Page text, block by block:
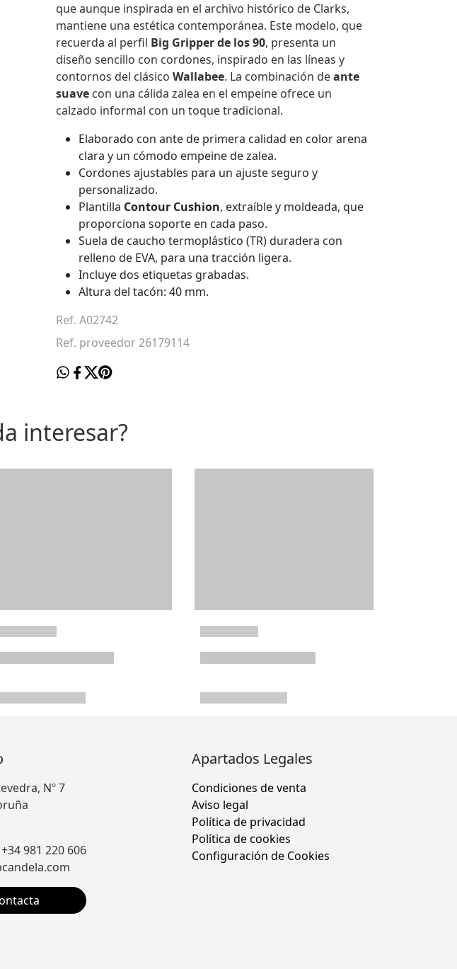
que aunque inspirada en el archivo histórico de Clarks,
mantiene una estética contemporánea. Este modelo, que
recuerda al perfil Big Gripper de los 90, presenta un
diseño sencillo con cordones, inspirado en las líneas y
contornos del clásico Wallabee. La combinación deante
suave con una cálida zalea en el empeine ofrece un
calzado informal con un toque tradicional.
Elaborado con ante de primera calidad en color arena
clara y un cómodo empeine de zalea.
Cordones ajustables para un ajuste seguro y
personalizado.
Plantilla Contour Cushion, extraíble y moldeada, que
proporciona soporte en cada paso.
Suela de caucho termoplástico (TR) duradera con
relleno de EVA, para una tracción ligera.
Incluye dos etiquetas grabadas.
Altura del tacón: 40 mm.
Ref. A02742
Ref. proveedor 26179114
interesar?
Nº 7
981 220 606
Apartados Legales
Condiciones de venta
Aviso legal
Política de privacidad
Política de cookies
Configuración de Cookies